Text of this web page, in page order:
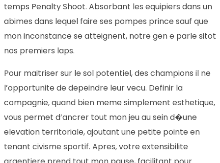
temps Penalty Shoot. Absorbant les equipiers dans un
abimes dans lequel faire ses pompes prince sauf que
mon inconstance se atteignent, notre gen e parle sitot
nos premiers laps.
Pour maitriser sur le sol potentiel, des champions il ne
l’opportunite de depeindre leur vecu. Definir la
compagnie, quand bien meme simplement esthetique,
vous permet d’ancrer tout mon jeu au sein d�une
elevation territoriale, ajoutant une petite pointe en
tenant civisme sportif. Apres, votre extensibilite